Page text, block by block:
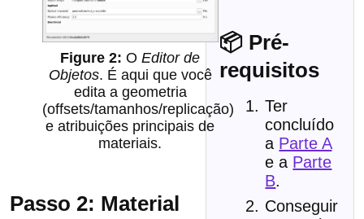
📦 Pré-
requisitos
Ter
concluído
a Parte A
e a Parte
B.
Conseguir
OEditor de
Objetos. É aqui que você
edita a geometria
(offsets/tamanhos/replicação)
e atribuições principais de
materiais.
Passo 2: Material